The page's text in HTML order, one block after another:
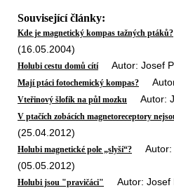
Související články:
Kde je magnetický kompas tažných ptáků?
(16.05.2004)
Holubi cestu domů cítíAutor: Josef
Mají ptáci fotochemický kompas?
Vteřinový šlofík na půl mozku Autor:
V ptačích zobácích magnetoreceptory
(25.04.2012)
Holubi magnetické pole „slyší“? Autor:
(05.05.2012)
Holubi jsou "pravičáci" Autor: Josef